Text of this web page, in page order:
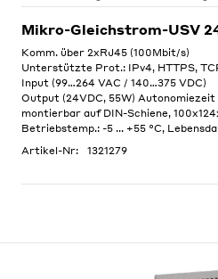
Mikro-Gleichstrom-USV
Komm. über 2xRJ45 (100Mbit/s)
Unterstützte Prot.: IPv4, HTTPS,
Input (99…264 VAC / 140…375 VDC)
Output (24VDC, 55W) Autonomiezeit
montierbar auf DIN-Schiene,
Betriebstemp.: -5 ... +55 °C,
Artikel-Nr:
1321279